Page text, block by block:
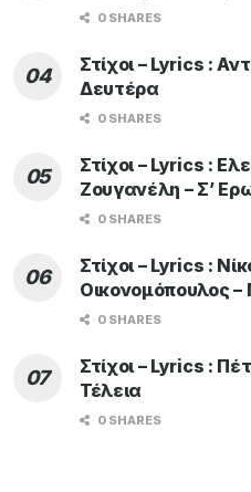
0 SHARES
Στίχοι – Lyrics :
Δευτέρα
0 SHARES
Στίχοι – Lyrics :
Ζουγανέλη – Σ’
0 SHARES
Στίχοι – Lyrics :
Οικονομόπουλος –
0 SHARES
Στίχοι – Lyrics :
Τέλεια
0 SHARES